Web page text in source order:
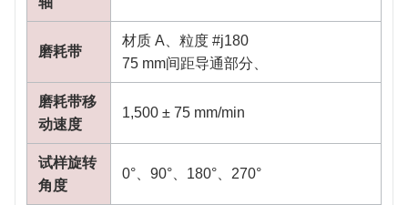
磨耗带
材质 A、粒度 #j180
75 mm间距导通部分、
磨耗带移
动速度
1,500 ± 75 mm/min
试样旋转
角度
0°、90°、180°、270°